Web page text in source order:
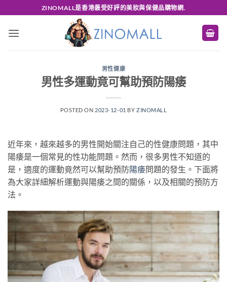
to
content
ZINOMALL是香港最受好評的美妝與保健品購物網.
男性健康
男性多運動竟可幫助預防陽痿
POSTED ON 2023-12-01 BY ZINOMALL
近年來，越來越多的男性開始關注自己的性健康問題，其中
陽痿是一個常見的性功能問題。然而，很多男性不知道的
是，適度的運動竟然可以幫助預防陽痿問題的發生。下面將
為大家詳細解析運動與陽痿之間的關係，以及相關的預防方
法。